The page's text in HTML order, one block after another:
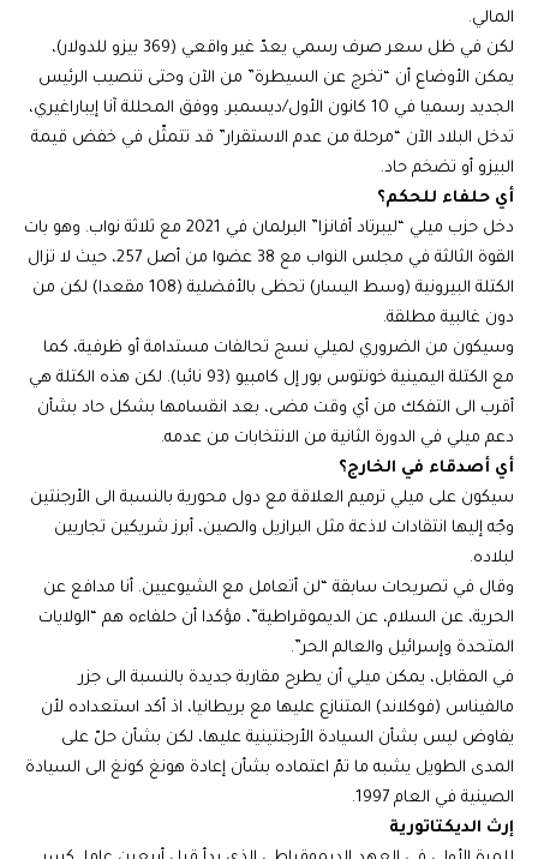
المالي.
لكن في ظل سعر صرف رسمي يعدّ غير واقعي (369 بيزو للدولار)،
يمكن الأوضاع أن “تخرج عن السيطرة” من الآن وحتى تنصيب الرئيس
الجديد رسميا في 10 كانون الأول/ديسمبر. ووفق المحللة آنا إيباراغيري،
تدخل البلاد الآن “مرحلة من عدم الاستقرار” قد تتمثّل في خفض قيمة
البيزو أو تضخم حاد.
أي حلفاء للحكم؟
دخل حزب ميلي “ليبرتاد أفانزا” البرلمان في 2021 مع ثلاثة نواب. وهو بات
القوة الثالثة في مجلس النواب مع 38 عضوا من أصل 257، حيث لا تزال
الكتلة البيرونية (وسط اليسار) تحظى بالأفضلية (108 مقعدا) لكن من
دون غالبية مطلقة.
وسيكون من الضروري لميلي نسج تحالفات مستدامة أو ظرفية، كما
مع الكتلة اليمينية خونتوس بور إل كامبيو (93 نائبا). لكن هذه الكتلة هي
أقرب الى التفكك من أي وقت مضى، بعد انقسامها بشكل حاد بشأن
دعم ميلي في الدورة الثانية من الانتخابات من عدمه.
أي أصدقاء في الخارج؟
سيكون على ميلي ترميم العلاقة مع دول محورية بالنسبة الى الأرجنتين
وجّه إليها انتقادات لاذعة مثل البرازيل والصين، أبرز شريكين تجاريين
لبلاده.
وقال في تصريحات سابقة “لن أتعامل مع الشيوعيين. أنا مدافع عن
الحرية، عن السلام، عن الديموقراطية”، مؤكدا أن حلفاءه هم “الولايات
المتحدة وإسرائيل والعالم الحر”.
في المقابل، يمكن ميلي أن يطرح مقاربة جديدة بالنسبة الى جزر
مالفيناس (فوكلاند) المتنازع عليها مع بريطانيا، اذ أكد استعداده لأن
يفاوض ليس بشأن السيادة الأرجنتينية عليها، لكن بشأن حلّ على
المدى الطويل يشبه ما تمّ اعتماده بشأن إعادة هونغ كونغ الى السيادة
الصينية في العام 1997.
إرث الديكتاتورية